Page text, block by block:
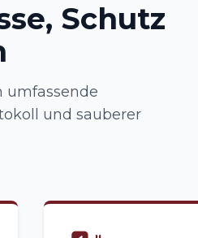
Schutz
umfassende
und sauberer